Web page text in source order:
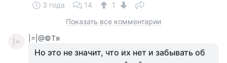
3 года 14
1
Показать все комментарии
|= |=|@©Tя
Но это не значит, что их нет и забывать об